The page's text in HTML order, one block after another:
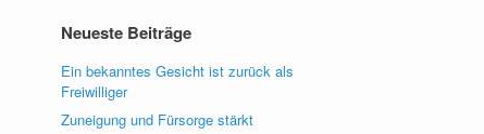
Neueste Beiträge
Ein bekanntes Gesicht ist zurück als
Freiwilliger
Zuneigung und Fürsorge stärkt